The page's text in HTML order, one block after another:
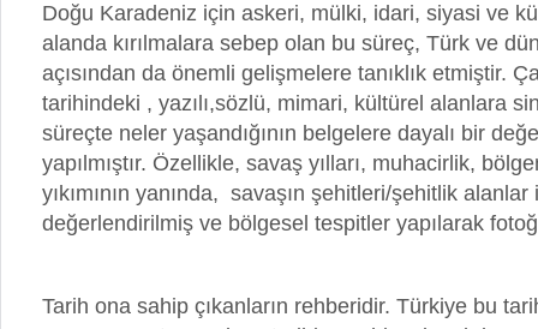
Doğu Karadeniz için askeri, mülki, idari, siyasi ve
alanda kırılmalara sebep olan bu süreç, Türk ve
açısından da önemli gelişmelere tanıklık etmiştir.
tarihindeki , yazılı,sözlü, mimari, kültürel alanlara
süreçte neler yaşandığının belgelere dayalı bir
yapılmıştır. Özellikle, savaş yılları, muhacirlik,
yıkımının yanında, savaşın şehitleri/şehitlik alanlar
değerlendirilmiş ve bölgesel tespitler yapılarak
Tarih ona sahip çıkanların rehberidir. Türkiye bu